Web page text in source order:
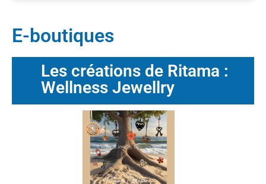
E-boutiques
Les créations de Ritama :
Wellness Jewellry